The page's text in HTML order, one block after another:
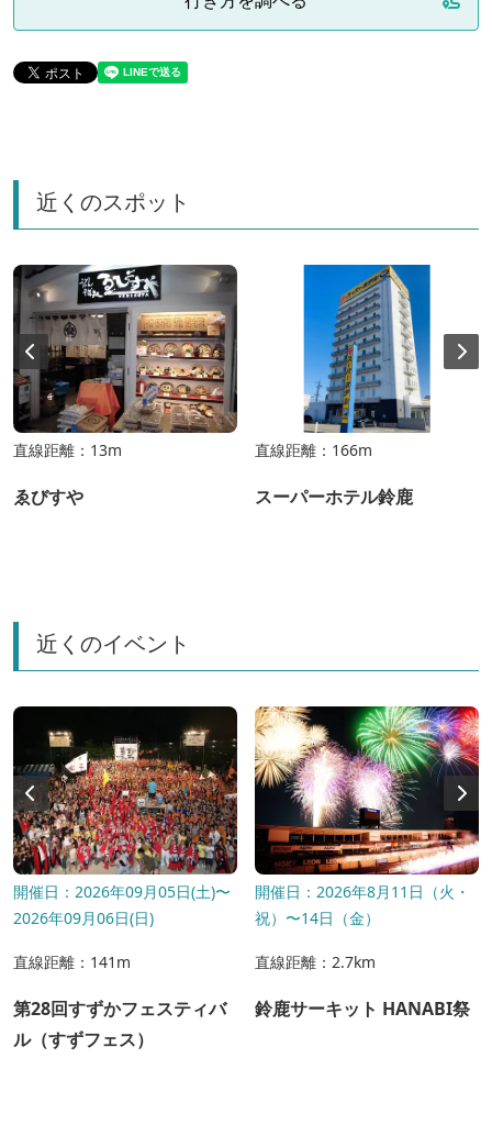
近くのスポット
直線距離：13m
ゑびすや
直線距離：166m
スーパーホテル鈴鹿
近くのイベント
開催日：2026年09月05日(土)〜
2026年09月06日(日)
直線距離：141m
第28回すずかフェスティバ
ル（すずフェス）
開催日：2026年8月11日（火・
祝）〜14日（金）
直線距離：2.7km
鈴鹿サーキット HANABI祭